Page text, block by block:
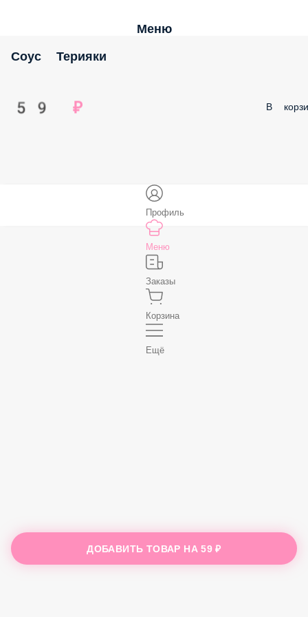
Меню
Соус Терияки
59 ₽ В
ДОБАВИТЬ ТОВАР НА59 ₽
Профиль
Меню
Заказы
Корзина
Ещё